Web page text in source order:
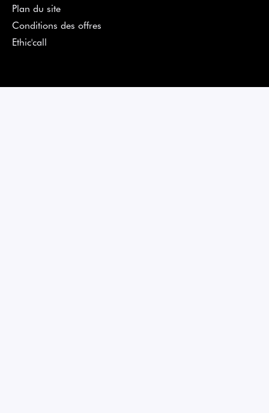
Plan du site
Conditions des offres
Ethic'call